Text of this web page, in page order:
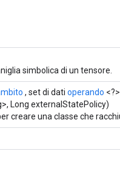
simbolica di un tensore.
, set di dati operando
Long externalStatePolicy)
creare una classe che